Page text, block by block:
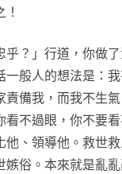
乎？」行道，你做
一般人的想法是：
備我，而我不生氣
看不過眼，你不要
他、領導他。救世
嫉俗。本來就是亂